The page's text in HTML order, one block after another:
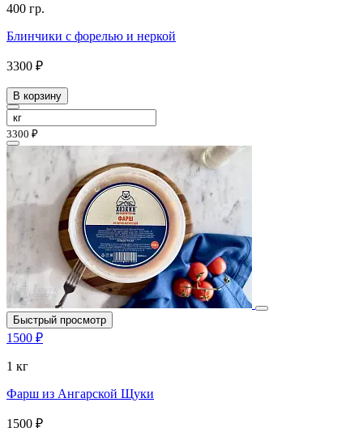
400 гр.
Блинчики с форелью и неркой
3300 ₽
В корзину
3300 ₽
Быстрый просмотр
1500 ₽
1 кг
Фарш из Ангарской Щуки
1500 ₽